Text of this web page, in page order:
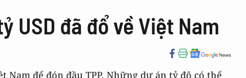
USD đã đổ về Việt Nam
Nam để đón đầu TPP. Những dự án tỷ đô có thể